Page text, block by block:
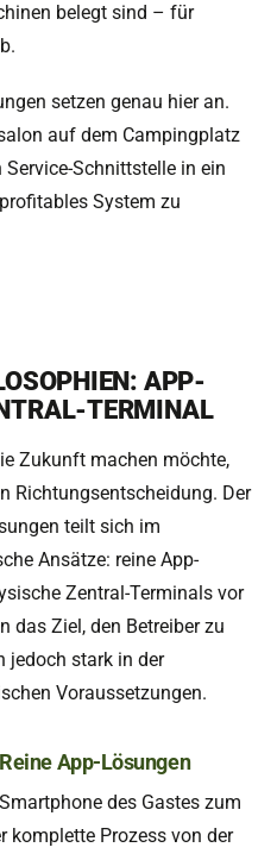
belegt sind – für
setzen genau hier an.
auf dem Campingplatz
Schnittstelle in ein
System zu
APP-
TERMINAL
Zukunft machen möchte,
Richtungsentscheidung. Der
teilt sich im
Ansätze: reine App-
Zentral-Terminals vor
das Ziel, den Betreiber zu
jedoch stark in der
Voraussetzungen.
App-Lösungen
des Gastes zum
komplette Prozess von der